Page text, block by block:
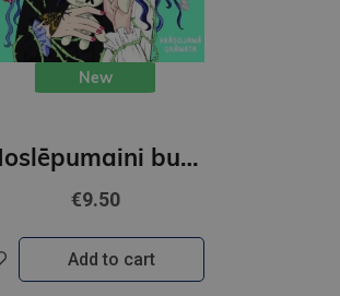
New
Noslēpumaini burvīgā Manga. Krāsojamā grāmata
€9.50
Add to cart